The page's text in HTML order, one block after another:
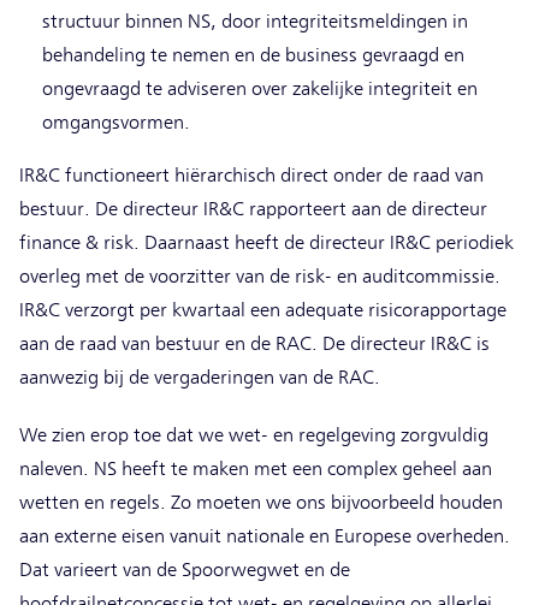
structuur binnen NS, door integriteitsmeldingen in
behandeling te nemen en de business gevraagd en
ongevraagd te adviseren over zakelijke integriteit en
omgangsvormen.
IR&C functioneert hiërarchisch direct onder de raad van
bestuur. De directeur IR&C rapporteert aan de directeur
finance & risk. Daarnaast heeft de directeur IR&C periodiek
overleg met de voorzitter van de risk- en auditcommissie.
IR&C verzorgt per kwartaal een adequate risicorapportage
aan de raad van bestuur en de RAC. De directeur IR&C is
aanwezig bij de vergaderingen van de RAC.
We zien erop toe dat we wet- en regelgeving zorgvuldig
naleven. NS heeft te maken met een complex geheel aan
wetten en regels. Zo moeten we ons bijvoorbeeld houden
aan externe eisen vanuit nationale en Europese overheden.
Dat varieert van de Spoorwegwet en de